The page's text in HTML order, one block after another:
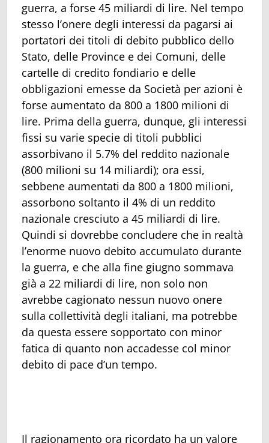
guerra, a forse 45 miliardi di lire. Nel tempo
stesso l’onere degli interessi da pagarsi ai
portatori dei titoli di debito pubblico dello
Stato, delle Province e dei Comuni, delle
cartelle di credito fondiario e delle
obbligazioni emesse da Società per azioni è
forse aumentato da 800 a 1800 milioni di
lire. Prima della guerra, dunque, gli interessi
fissi su varie specie di titoli pubblici
assorbivano il 5.7% del reddito nazionale
(800 milioni su 14 miliardi); ora essi,
sebbene aumentati da 800 a 1800 milioni,
assorbono soltanto il 4% di un reddito
nazionale cresciuto a 45 miliardi di lire.
Quindi si dovrebbe concludere che in realtà
l’enorme nuovo debito accumulato durante
la guerra, e che alla fine giugno sommava
già a 22 miliardi di lire, non solo non
avrebbe cagionato nessun nuovo onere
sulla collettività degli italiani, ma potrebbe
da questa essere sopportato con minor
fatica di quanto non accadesse col minor
debito di pace d’un tempo.
Il ragionamento ora ricordato ha un valore